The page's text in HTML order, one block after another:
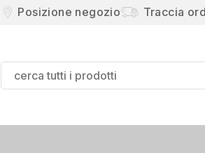
Posizione negozio Traccia